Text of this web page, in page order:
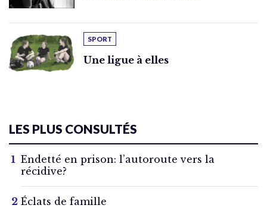
SPORT
Une ligue à elles
LES PLUS CONSULTÉS
Endetté en prison: l’autoroute vers la
récidive?
Éclats de famille